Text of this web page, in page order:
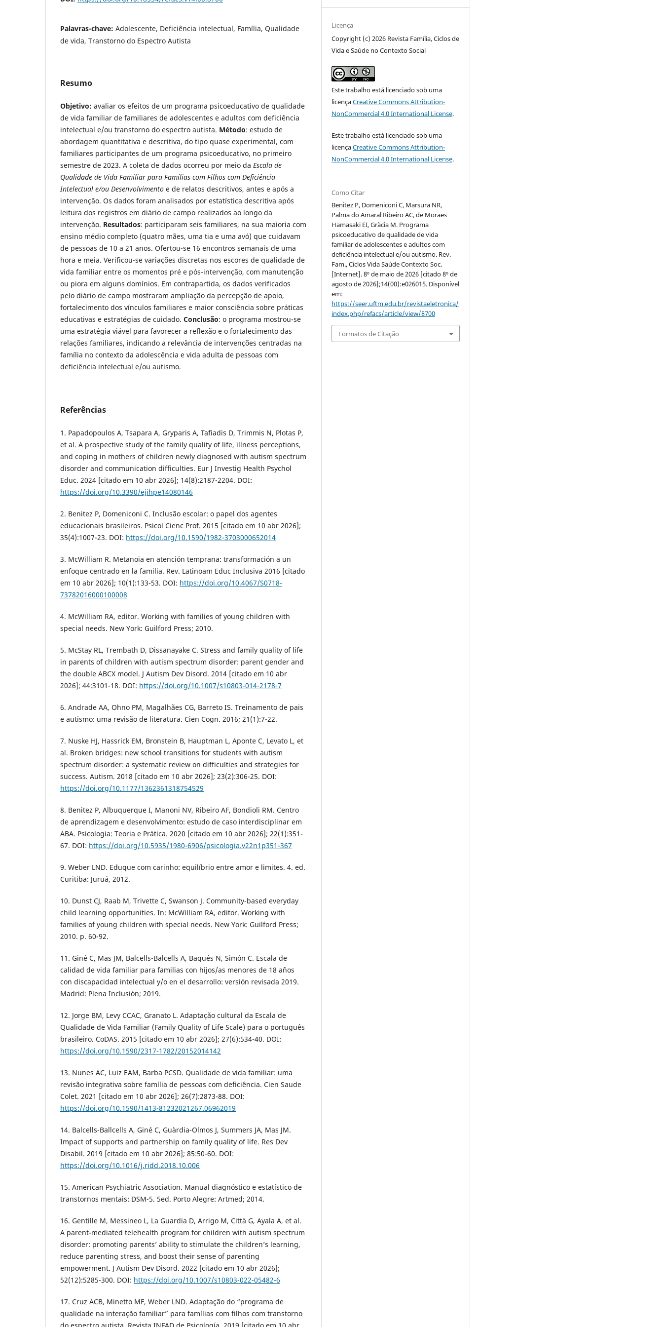
Palavras-chave: Adolescente, Deficiência intelectual, Família, Qualidade
de vida, Transtorno do Espectro Autista
Resumo
Objetivo: avaliar os efeitos de um programa psicoeducativo de qualidade
de vida familiar de familiares de adolescentes e adultos com deficiência
intelectual e/ou transtorno do espectro autista. Método: estudo de
abordagem quantitativa e descritiva, do tipo quase experimental, com
familiares participantes de um programa psicoeducativo, no primeiro
semestre de 2023. A coleta de dados ocorreu por meio da Escala de
Qualidade de Vida Familiar para Famílias com Filhos com Deficiência
Intelectual e/ou Desenvolvimento e de relatos descritivos, antes e após a
intervenção. Os dados foram analisados por estatística descritiva após
leitura dos registros em diário de campo realizados ao longo da
intervenção. Resultados: participaram seis familiares, na sua maioria com
ensino médio completo (quatro mães, uma tia e uma avó) que cuidavam
de pessoas de 10 a 21 anos. Ofertou-se 16 encontros semanais de uma
hora e meia. Verificou-se variações discretas nos escores de qualidade de
vida familiar entre os momentos pré e pós-intervenção, com manutenção
ou piora em alguns domínios. Em contrapartida, os dados verificados
pelo diário de campo mostraram ampliação da percepção de apoio,
fortalecimento dos vínculos familiares e maior consciência sobre práticas
educativas e estratégias de cuidado. Conclusão: o programa mostrou-se
uma estratégia viável para favorecer a reflexão e o fortalecimento das
relações familiares, indicando a relevância de intervenções centradas na
família no contexto da adolescência e vida adulta de pessoas com
deficiência intelectual e/ou autismo.
Referências
1. Papadopoulos A, Tsapara A, Gryparis A, Tafiadis D, Trimmis N, Plotas P,
et al. A prospective study of the family quality of life, illness perceptions,
and coping in mothers of children newly diagnosed with autism spectrum
disorder and communication difficulties. Eur J Investig Health Psychol
Educ. 2024 [citado em 10 abr 2026]; 14(8):2187-2204. DOI:
https://doi.org/10.3390/ejihpe14080146
2. Benitez P, Domeniconi C. Inclusão escolar: o papel dos agentes
educacionais brasileiros. Psicol Cienc Prof. 2015 [citado em 10 abr 2026];
35(4):1007-23. DOI: https://doi.org/10.1590/1982-3703000652014
3. McWilliam R. Metanoia en atención temprana: transformación a un
enfoque centrado en la familia. Rev. Latinoam Educ Inclusiva 2016 [citado
em 10 abr 2026]; 10(1):133-53. DOI: https://doi.org/10.4067/S0718-
73782016000100008
4. McWilliam RA, editor. Working with families of young children with
special needs. New York: Guilford Press; 2010.
5. McStay RL, Trembath D, Dissanayake C. Stress and family quality of life
in parents of children with autism spectrum disorder: parent gender and
the double ABCX model. J Autism Dev Disord. 2014 [citado em 10 abr
2026]; 44:3101-18. DOI: https://doi.org/10.1007/s10803-014-2178-7
6. Andrade AA, Ohno PM, Magalhães CG, Barreto IS. Treinamento de pais
e autismo: uma revisão de literatura. Cien Cogn. 2016; 21(1):7-22.
7. Nuske HJ, Hassrick EM, Bronstein B, Hauptman L, Aponte C, Levato L, et
al. Broken bridges: new school transitions for students with autism
spectrum disorder: a systematic review on difficulties and strategies for
success. Autism. 2018 [citado em 10 abr 2026]; 23(2):306-25. DOI:
https://doi.org/10.1177/1362361318754529
8. Benitez P, Albuquerque I, Manoni NV, Ribeiro AF, Bondioli RM. Centro
de aprendizagem e desenvolvimento: estudo de caso interdisciplinar em
ABA. Psicologia: Teoria e Prática. 2020 [citado em 10 abr 2026]; 22(1):351-
67. DOI: https://doi.org/10.5935/1980-6906/psicologia.v22n1p351-367
9. Weber LND. Eduque com carinho: equilíbrio entre amor e limites. 4. ed.
Curitiba: Juruá, 2012.
10. Dunst CJ, Raab M, Trivette C, Swanson J. Community-based everyday
child learning opportunities. In: McWilliam RA, editor. Working with
families of young children with special needs. New York: Guilford Press;
2010. p. 60-92.
11. Giné C, Mas JM, Balcells-Balcells A, Baqués N, Simón C. Escala de
calidad de vida familiar para familias con hijos/as menores de 18 años
con discapacidad intelectual y/o en el desarrollo: versión revisada 2019.
Madrid: Plena Inclusión; 2019.
12. Jorge BM, Levy CCAC, Granato L. Adaptação cultural da Escala de
Qualidade de Vida Familiar (Family Quality of Life Scale) para o português
brasileiro. CoDAS. 2015 [citado em 10 abr 2026]; 27(6):534-40. DOI:
https://doi.org/10.1590/2317-1782/20152014142
13. Nunes AC, Luiz EAM, Barba PCSD. Qualidade de vida familiar: uma
revisão integrativa sobre família de pessoas com deficiência. Cien Saude
Colet. 2021 [citado em 10 abr 2026]; 26(7):2873-88. DOI:
https://doi.org/10.1590/1413-81232021267.06962019
14. Balcells-Ballcells A, Giné C, Guàrdia-Olmos J, Summers JA, Mas JM.
Impact of supports and partnership on family quality of life. Res Dev
Disabil. 2019 [citado em 10 abr 2026]; 85:50-60. DOI:
https://doi.org/10.1016/j.ridd.2018.10.006
15. American Psychiatric Association. Manual diagnóstico e estatístico de
transtornos mentais: DSM-5. 5ed. Porto Alegre: Artmed; 2014.
16. Gentille M, Messineo L, La Guardia D, Arrigo M, Città G, Ayala A, et al.
A parent-mediated telehealth program for children with autism spectrum
disorder: promoting parents’ ability to stimulate the children’s learning,
reduce parenting stress, and boost their sense of parenting
empowerment. J Autism Dev Disord. 2022 [citado em 10 abr 2026];
52(12):5285-300. DOI: https://doi.org/10.1007/s10803-022-05482-6
17. Cruz ACB, Minetto MF, Weber LND. Adaptação do “programa de
qualidade na interação familiar” para famílias com filhos com transtorno
Licença
Copyright (c) 2026 Revista Família, Ciclos de
Vida e Saúde no Contexto Social
Este trabalho está licenciado sob uma
licençaCreative Commons Attribution-
NonCommercial 4.0 International License.
Este trabalho está licenciado sob uma
licençaCreative Commons Attribution-
NonCommercial 4.0 International License.
Como Citar
Benitez P, Domeniconi C, Marsura NR,
Palma do Amaral Ribeiro AC, de Moraes
Hamasaki EI, Gràcia M. Programa
psicoeducativo de qualidade de vida
familiar de adolescentes e adultos com
deficiência intelectual e/ou autismo. Rev.
Fam., Ciclos Vida Saúde Contexto Soc.
[Internet]. 8º de maio de 2026 [citado 8º de
agosto de 2026];14(00):e026015. Disponível
em:
https://seer.uftm.edu.br/revistaeletronica/
index.php/refacs/article/view/8700
Formatos de Citação